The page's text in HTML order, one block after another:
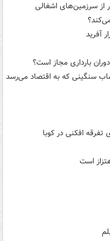
از سرزمین‌های اشغالی
آفرید
بارداری مجاز است؟
سنگینی که به اقتصاد می‌رسد
تفرقه افکنی در کوبا
است